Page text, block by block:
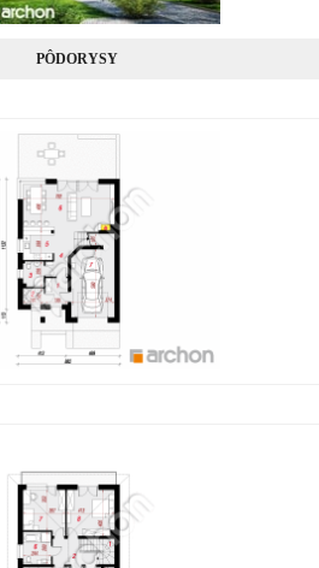
PÔDORYSY